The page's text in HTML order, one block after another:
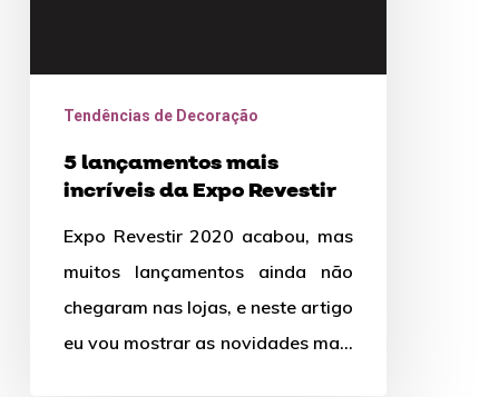
Tendências de Decoração
5 lançamentos mais
incríveis da Expo Revestir
Expo Revestir 2020 acabou, mas
muitos lançamentos ainda não
chegaram nas lojas, e neste artigo
eu vou mostrar as novidades mais